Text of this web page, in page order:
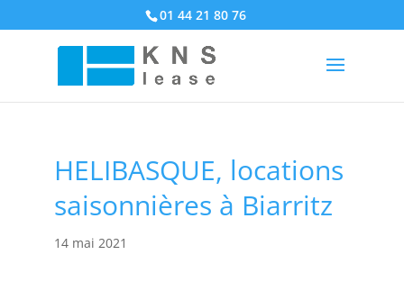
01 44 21 80 76
HELIBASQUE, locations
saisonnières à Biarritz
14 mai 2021